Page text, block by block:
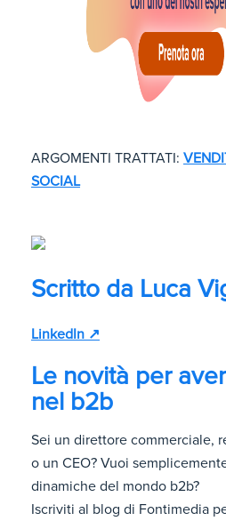
ARGOMENTI TRATTATI:
SOCIAL
Scritto da Luca
LinkedIn ↗
Le novità per
nel b2b
Sei un direttore commerciale,
o un CEO? Vuoi
dinamiche del mondo b2b?
Iscriviti al blog di Fontimedia